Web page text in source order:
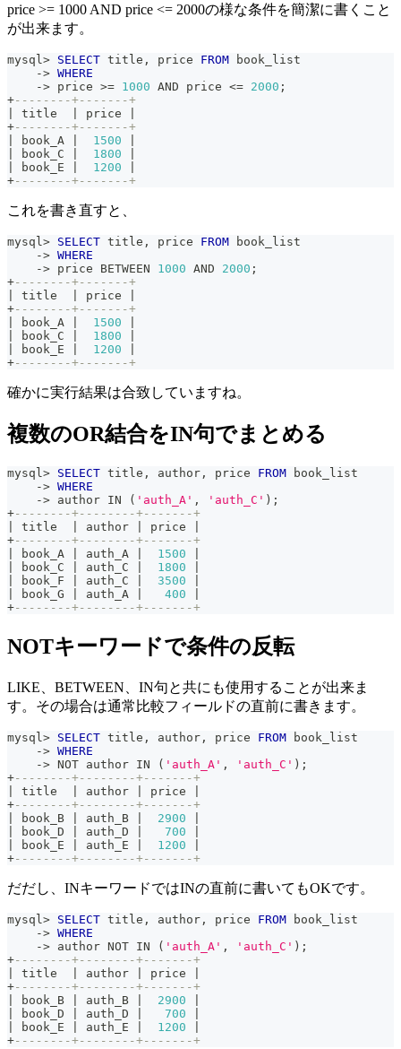
price >= 1000 AND price <= 2000の様な条件を簡潔に書くこと
が出来ます。
mysql > SELECT title , price FROM book_list
-> WHERE
-> price >= 1000 AND price <= 2000 ;
+--------+-------+
title price
+--------+-------+
book_A 1500
book_C 1800
book_E 1200
+--------+-------+
これを書き直すと、
mysql > SELECT title , price FROM book_list
-> WHERE
-> price BETWEEN 1000 AND 2000 ;
+--------+-------+
title price
+--------+-------+
book_A 1500
book_C 1800
book_E 1200
+--------+-------+
確かに実行結果は合致していますね。
複数のOR結合をIN句でまとめる
mysql> SELECT title , author , price FROM book_list
-> WHERE
-> author IN ( 'auth_A' , 'auth_C' ) ;
+--------+--------+-------+
title author price
+--------+--------+-------+
book_A auth_A 1500
book_C auth_C 1800
book_F auth_C 3500
book_G auth_A 400
+--------+--------+-------+
NOTキーワードで条件の反転
LIKE、BETWEEN、IN句と共にも使用することが出来ま
す。その場合は通常比較フィールドの直前に書きます。
mysql> SELECT title , author , price FROM book_list
-> WHERE
-> NOT author IN ( 'auth_A' , 'auth_C' ) ;
+--------+--------+-------+
title author price
+--------+--------+-------+
book_B auth_B 2900
book_D auth_D 700
book_E auth_E 1200
+--------+--------+-------+
だだし、INキーワードではINの直前に書いてもOKです。
mysql> SELECT title , author , price FROM book_list
-> WHERE
-> author NOT IN ( 'auth_A' , 'auth_C' ) ;
+--------+--------+-------+
title author price
+--------+--------+-------+
book_B auth_B 2900
book_D auth_D 700
book_E auth_E 1200
+--------+--------+-------+